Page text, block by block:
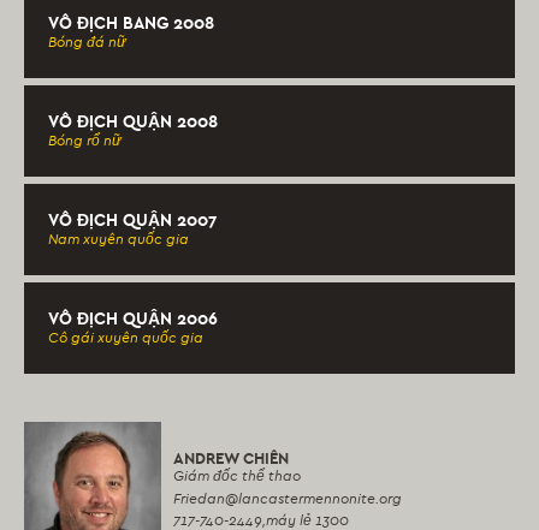
VÔ ĐỊCH BANG 2008
Bóng đá nữ
VÔ ĐỊCH QUẬN 2008
Bóng rổ nữ
VÔ ĐỊCH QUẬN 2007
Nam xuyên quốc gia
VÔ ĐỊCH QUẬN 2006
Cô gái xuyên quốc gia
ANDREW CHIÊN
Giám đốc thể thao
Friedan@lancastermennonite.org
717-740-2449,máy lẻ 1300